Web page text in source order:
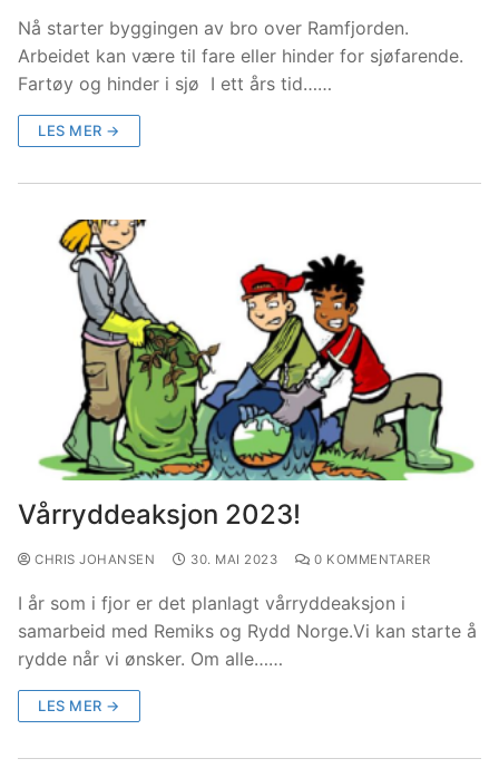
Nå starter byggingen av bro over Ramfjorden.
Arbeidet kan være til fare eller hinder for sjøfarende.
Fartøy og hinder i sjø I ett års tid……
LES MER →
Vårryddeaksjon 2023!
CHRIS JOHANSEN 30. MAI 2023 0 KOMMENTARER
I år som i fjor er det planlagt vårryddeaksjon i
samarbeid med Remiks og Rydd Norge.Vi kan starte å
rydde når vi ønsker. Om alle……
LES MER →